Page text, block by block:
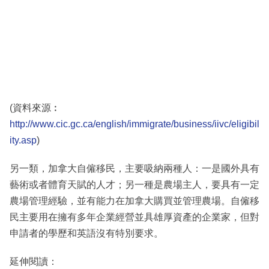
(資料來源︰
http://www.cic.gc.ca/english/immigrate/business/iivc/eligibil
ity.asp)
另一類，加拿大自僱移民，主要吸納兩種人：一是國外具有
藝術或者體育天賦的人才；另一種是農場主人，要具有一定
農場管理經驗，並有能力在加拿大購買並管理農場。自僱移
民主要用在擁有多年企業經營並具雄厚資產的企業家，但對
申請者的學歷和英語沒有特別要求。
延伸閱讀：